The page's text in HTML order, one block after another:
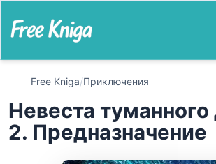
Free Kniga/Приключения
Невеста туманного
2. Предназначение